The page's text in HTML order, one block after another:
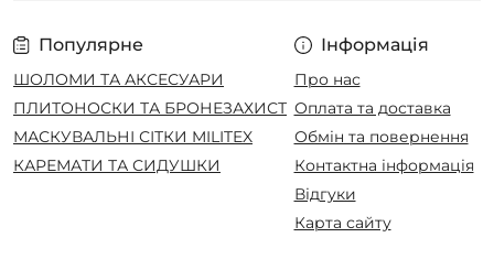
Популярне
ШОЛОМИ ТА АКСЕСУАРИ
ПЛИТОНОСКИ ТА БРОНЕЗАХИСТ
МАСКУВАЛЬНІ СІТКИ MILITEX
КАРЕМАТИ ТА СИДУШКИ
Інформація
Про нас
Оплата та доставка
Обмін та повернення
Контактна інформація
Відгуки
Карта сайту